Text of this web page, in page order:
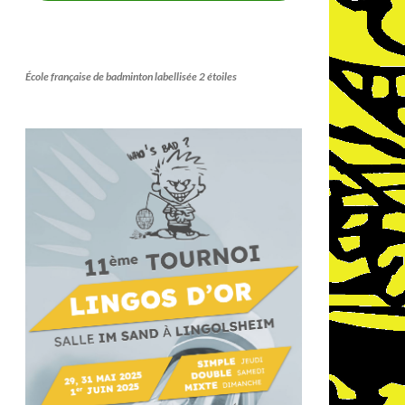
École française de badminton labellisée 2 étoiles